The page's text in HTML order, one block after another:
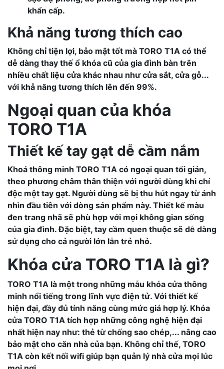
khẩn cấp.
Khả năng tương thích cao
Không chỉ tiện lợi, bảo mật tốt mà TORO T1A có thể
dễ dàng thay thế ổ khóa cũ của gia đình bàn trên
nhiều chất liệu cửa khác nhau như cửa sắt, cửa gỗ...
với khả năng tương thích lên đến 99%.
Ngoại quan của khóa
TORO T1A
Thiết kế tay gạt dễ cầm nắm
Khoá thông minh TORO T1A có ngoại quan tối giản,
theo phương châm thân thiện với người dùng khi chỉ
độc một tay gạt. Người dùng sẽ bị thu hút ngay từ ánh
nhìn đầu tiên với dòng sản phẩm này. Thiết kế màu
đen trang nhã sẽ phù hợp với mọi không gian sống
của gia đình. Đặc biệt, tay cầm quen thuộc sẽ dễ dàng
sử dụng cho cả người lớn lẫn trẻ nhỏ.
Khóa cửa TORO T1A là gì?
TORO T1A là một trong những mẫu khóa cửa thông
minh nổi tiếng trong lĩnh vực điện tử. Với thiết kế
hiện đại, đầy đủ tính năng cùng mức giá hợp lý. Khóa
cửa TORO T1A tích hợp những công nghệ hiện đại
nhất hiện nay như: thẻ từ chống sao chép,... nâng cao
bảo mật cho căn nhà của bạn. Không chỉ thế, TORO
T1A còn kết nối wifi giúp bạn quản lý nhà cửa mọi lúc